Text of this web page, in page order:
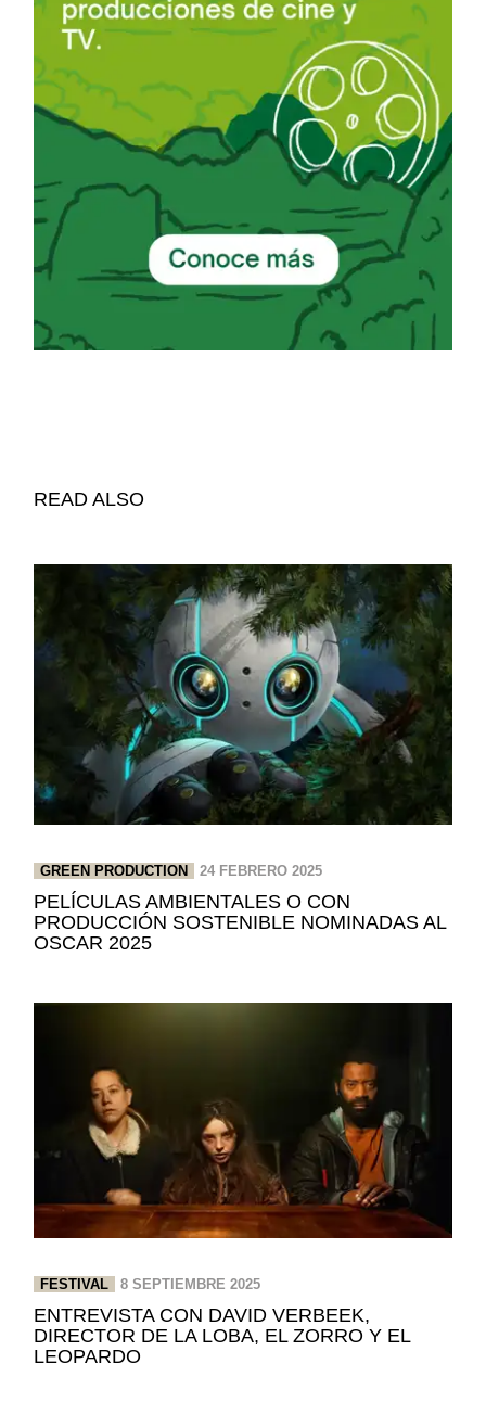
READ ALSO
GREEN PRODUCTION 24 FEBRERO 2025
PELÍCULAS AMBIENTALES O CON
PRODUCCIÓN SOSTENIBLE NOMINADAS AL
OSCAR 2025
FESTIVAL 8 SEPTIEMBRE 2025
ENTREVISTA CON DAVID VERBEEK,
DIRECTOR DE LA LOBA, EL ZORRO Y EL
LEOPARDO